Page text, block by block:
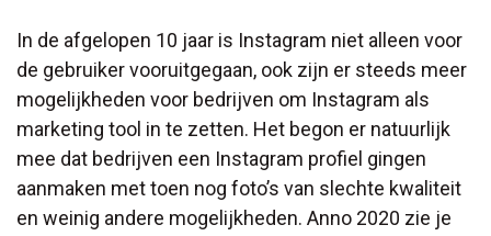
In de afgelopen 10 jaar is Instagram niet alleen voor
de gebruiker vooruitgegaan, ook zijn er steeds meer
mogelijkheden voor bedrijven om Instagram als
marketing tool in te zetten. Het begon er natuurlijk
mee dat bedrijven een Instagram profiel gingen
aanmaken met toen nog foto’s van slechte kwaliteit
en weinig andere mogelijkheden. Anno 2020 zie je